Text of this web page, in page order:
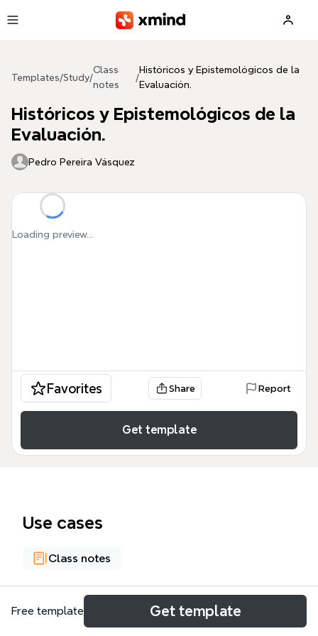
Templates/Study/
Class
notes
/
Históricos y Epistemológicos de la
Evaluación.
Históricos y Epistemológicos de la
Evaluación.
Pedro Pereira Vásquez
Loading preview...
Favorites Share Report
Get template
Use cases
Class notes
About
Free template Get template